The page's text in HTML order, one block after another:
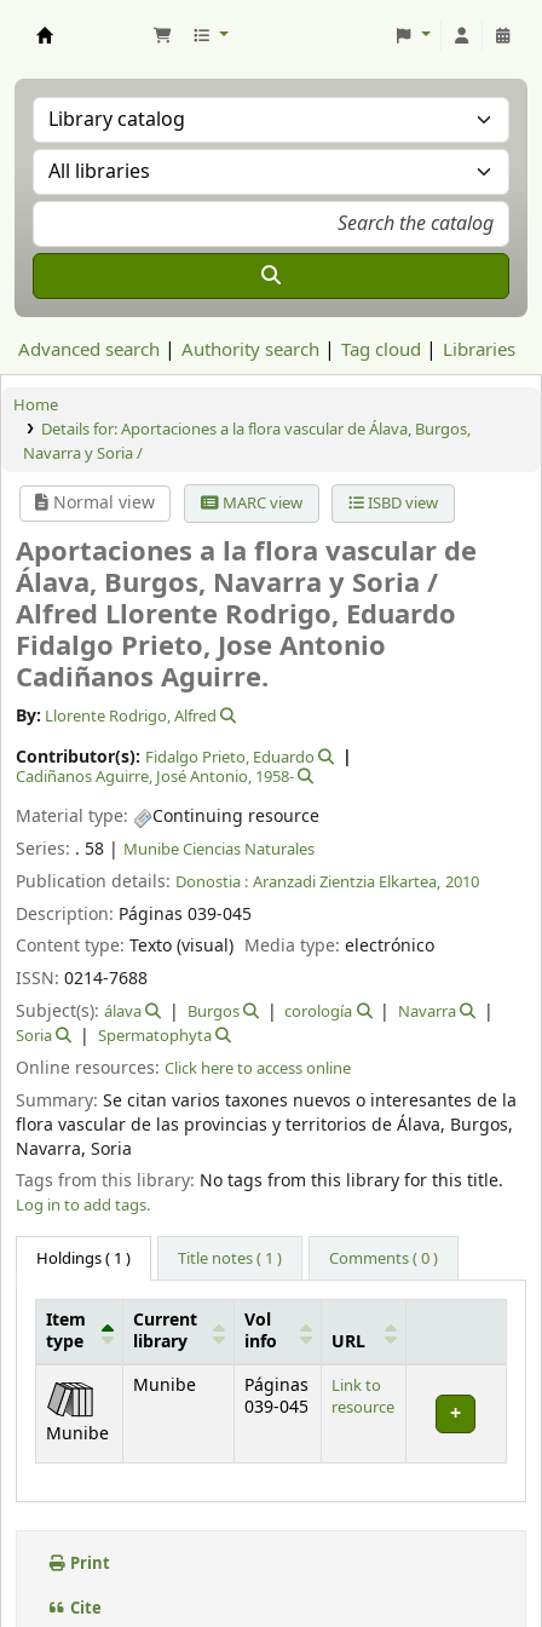
Advanced search Authority search Tag cloud Libraries
Home
Details for:Aportaciones a la flora vascular de Álava, Burgos,
Navarra y Soria /
Normal view MARC view ISBD view
Aportaciones a la flora vascular de
Álava, Burgos, Navarra y Soria /
Alfred Llorente Rodrigo, Eduardo
Fidalgo Prieto, Jose Antonio
Cadiñanos Aguirre.
By: Llorente Rodrigo, Alfred
Contributor(s): Fidalgo Prieto, Eduardo
Cadiñanos Aguirre, José Antonio, 1958-
Material type:
Continuing resource
Series: . 58 | Munibe Ciencias Naturales
Publication details: Donostia : Aranzadi Zientzia Elkartea, 2010
Description: Páginas 039-045
Content type: Texto (visual) Media type:electrónico
ISSN: 0214-7688
Subject(s): álava Burgos corología
Navarra
Soria
Spermatophyta
Online resources: Click here to access online
Summary: Se citan varios taxones nuevos o interesantes de la
flora vascular de las provincias y territorios de Álava, Burgos,
Navarra, Soria
Tags from this library: No tags from this library for this title.
Log in to add tags.
Holdings( 1 ) Title notes ( 1 ) Comments ( 0 )
Holdings
Item
type
Current
library
Vol
info
URL
Munibe
Munibe
Páginas
039-045
Link to
resource
Print
Cite